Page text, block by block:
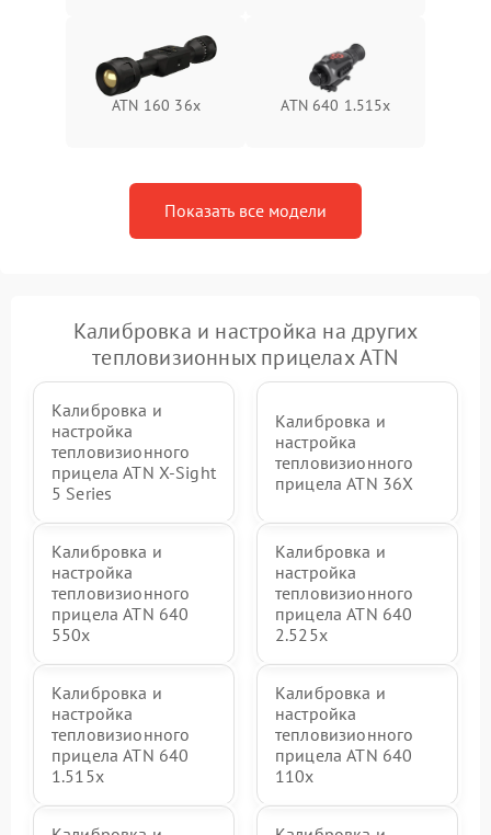
ATN 160 36x ATN 640 1.515x
Показать все модели
Калибровка и настройка на других
тепловизионных прицелах ATN
Калибровка и
настройка
тепловизионного
прицела ATN X‑Sight
5 Series
Калибровка и
настройка
тепловизионного
прицела ATN 36X
Калибровка и
настройка
тепловизионного
прицела ATN 640
550x
Калибровка и
настройка
тепловизионного
прицела ATN 640
2.525x
Калибровка и
настройка
тепловизионного
прицела ATN 640
1.515x
Калибровка и
настройка
тепловизионного
прицела ATN 640
110x